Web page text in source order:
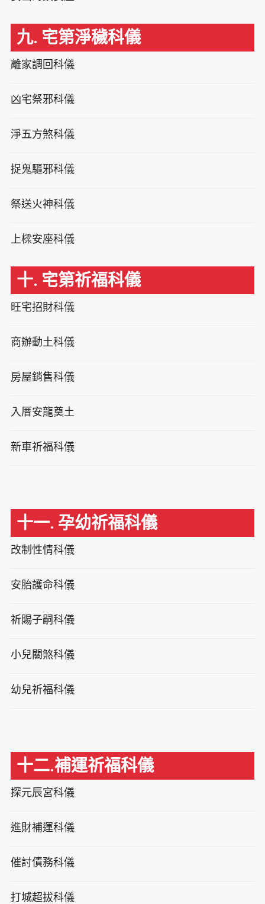
九. 宅第淨穢科儀
離家調回科儀
凶宅祭邪科儀
淨五方煞科儀
捉鬼驅邪科儀
祭送火神科儀
上樑安座科儀
十. 宅第祈福科儀
旺宅招財科儀
商辦動土科儀
房屋銷售科儀
入厝安龍奠土
新車祈福科儀
十一. 孕幼祈福科儀
改制性情科儀
安胎護命科儀
祈賜子嗣科儀
小兒關煞科儀
幼兒祈福科儀
十二.補運祈福科儀
探元辰宮科儀
進財補運科儀
催討債務科儀
打城超拔科儀